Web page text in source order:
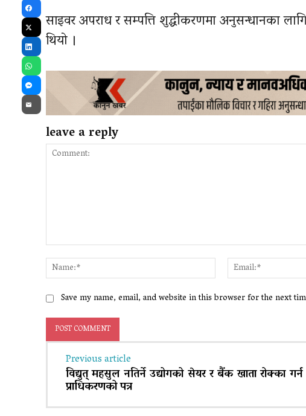
साइवर अपराध र सम्पत्ति शुद्धीकरणमा अनुसन्धानका
थियो ।
leave a reply
Name:*
Save my name, email, and website in this browser for the next
Previous article
विद्युत् महसुल नतिर्ने उद्योगको सेयर र बैंक खाता रोक्का गर्न
प्राधिकरणको पत्र
Facebook
X
LinkedIn
WhatsApp
Messenger
Email